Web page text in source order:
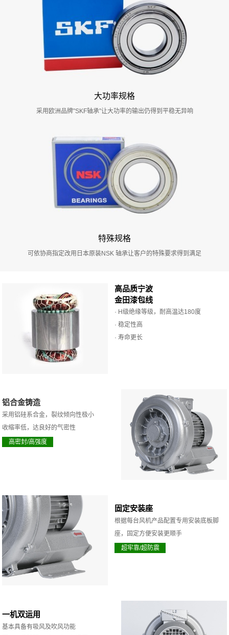
大功率规格
采用欧洲品牌”SKF轴承”让大功率的输出仍得到平稳无异响
特殊规格
可依协商指定改用日本原装NSK 轴承让客户的特殊要求得到满足
高品质宁波
金田漆包线
· H级绝缘等级，耐高温达180度
· 稳定性高
· 寿命更长
铝合金铸造
采用铝硅系合金，裂纹倾向性极小
收缩率低，达良好的气密性
高密封/高强度
固定安装座
根据每台风机产品配置专用安装底板脚
座，固定方便安装更顺手
超牢靠/超防震
一机双运用
基本具备有吸风及吹风功能